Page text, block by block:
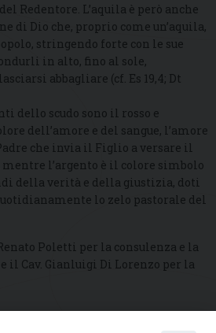
Redentore. L’aquila è però anche
di Dio che, proprio come un’aquila,
stringendo forte con le sue
in alto, fino al sole,
abbagliare (cf. Es 19,4; Dt
dello scudo sono il rosso e
dell’amore e del sangue, l’amore
che invia il Figlio a versare il
l’argento è il colore simbolo
della verità e della giustizia, doti
lo zelo pastorale del
Poletti per la consulenza e la
il Cav. Gianluigi Di Lorenzo per la